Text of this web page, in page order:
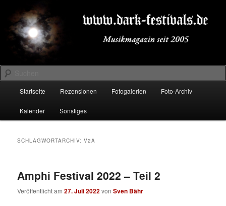
primären
Inhalt
springen
sekundären
Inhalt
springenDARK-FESTIVALS.DE
Suchen
Startseite Rezensionen Fotogalerien Foto-Archiv
Kalender Sonstiges
SCHLAGWORTARCHIV:V2A
Amphi Festival 2022 – Teil 2
Veröffentlicht am27. Juli 2022vonSven Bähr